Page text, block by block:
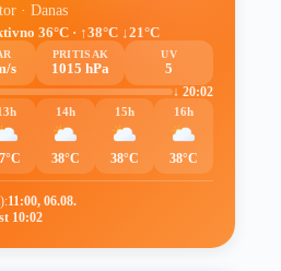
· Danas
36°C · ↑38°C ↓21°C
s
PRITISAK
1015 hPa
UV
5
↓ 20:02
14h
38°C
15h
38°C
16h
38°C
11:00, 06.08.
10:02